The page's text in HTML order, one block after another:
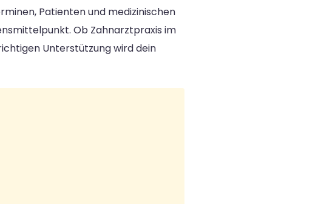
Patienten und medizinischen
Ob Zahnarztpraxis im
Unterstützung wird dein